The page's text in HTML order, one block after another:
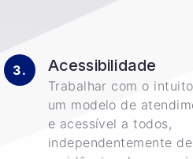
Acessibilidade
Trabalhar com o
um modelo de
e acessível a todos,
independentemente